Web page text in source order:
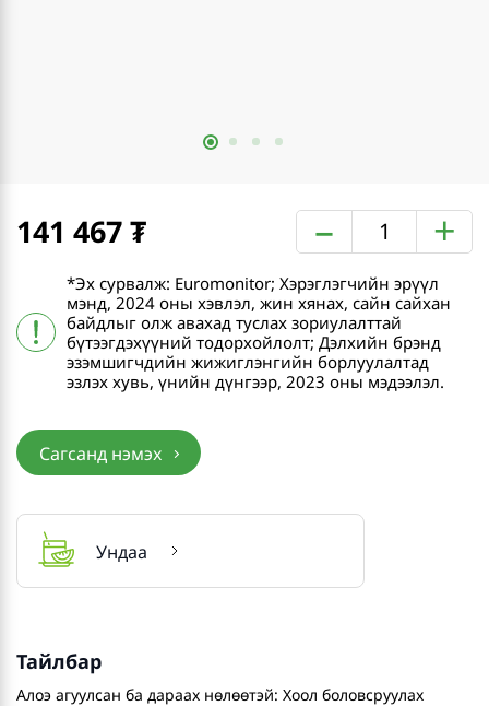
141 467 – +
*Эх сурвалж: Euromonitor; Хэрэглэгчийн эрүүл
мэнд, 2024 оны хэвлэл, жин хянах, сайн сайхан
байдлыг олж авахад туслах зориулалттай
бүтээгдэхүүний тодорхойлолт; Дэлхийн брэнд
эзэмшигчдийн жижиглэнгийн борлуулалтад
эзлэх хувь, үнийн дүнгээр, 2023 оны мэдээлэл.
Сагсанд нэмэх
Ундаа
Тайлбар
Алоэ агуулсан ба дараах нөлөөтэй: Хоол боловсруулах